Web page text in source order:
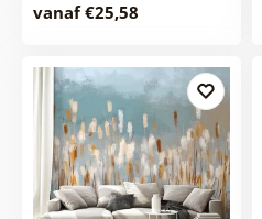
vanaf €25,58